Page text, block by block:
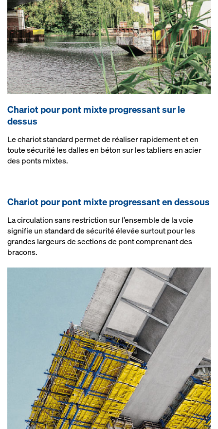
Chariot pour pont mixte progressant sur le
dessus
Le chariot standard permet de réaliser rapidement et en
toute sécurité les dalles en béton sur les tabliers en acier
des ponts mixtes.
Chariot pour pont mixte progressant en dessous
La circulation sans restriction sur l’ensemble de la voie
signifie un standard de sécurité élevée surtout pour les
grandes largeurs de sections de pont comprenant des
bracons.